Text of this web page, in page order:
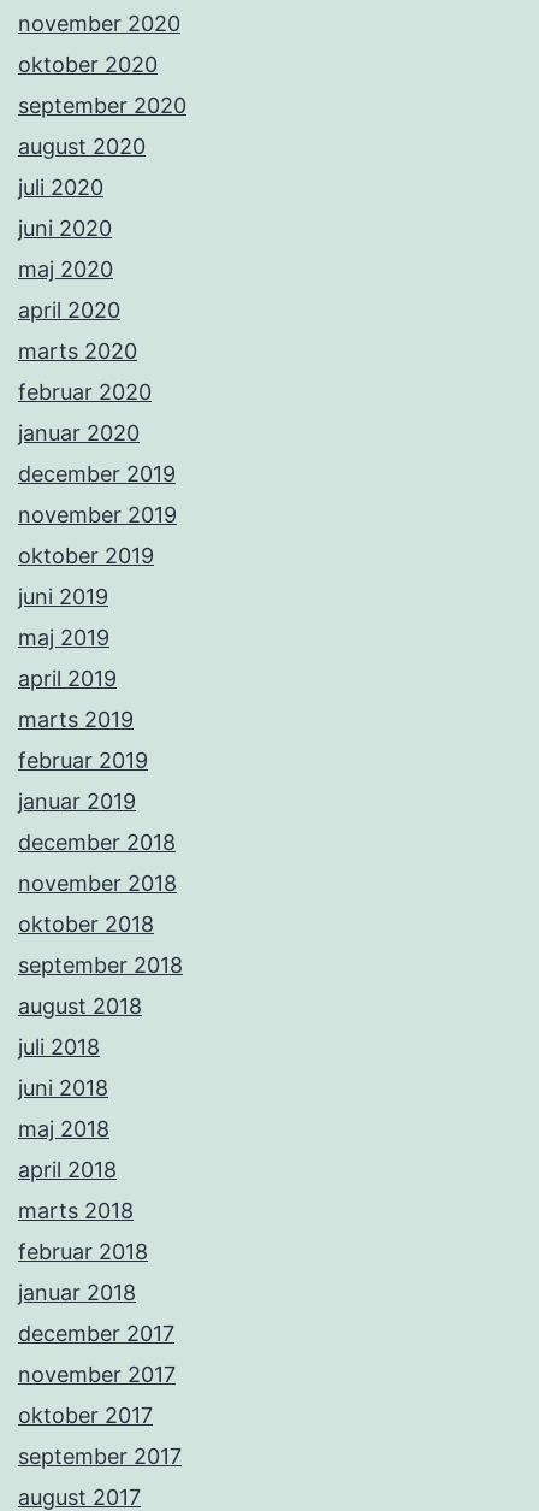
november 2020
oktober 2020
september 2020
august 2020
juli 2020
juni 2020
maj 2020
april 2020
marts 2020
februar 2020
januar 2020
december 2019
november 2019
oktober 2019
juni 2019
maj 2019
april 2019
marts 2019
februar 2019
januar 2019
december 2018
november 2018
oktober 2018
september 2018
august 2018
juli 2018
juni 2018
maj 2018
april 2018
marts 2018
februar 2018
januar 2018
december 2017
november 2017
oktober 2017
september 2017
august 2017